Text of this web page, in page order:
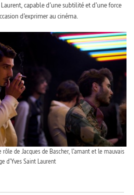
capable d’une subtilité et d’une force
d’exprimer au cinéma.
de Jacques de Bascher, l’amant et le mauvais
d’Yves Saint Laurent